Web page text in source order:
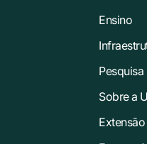
Ensino
Pesquisa
Sobre a
Extensão